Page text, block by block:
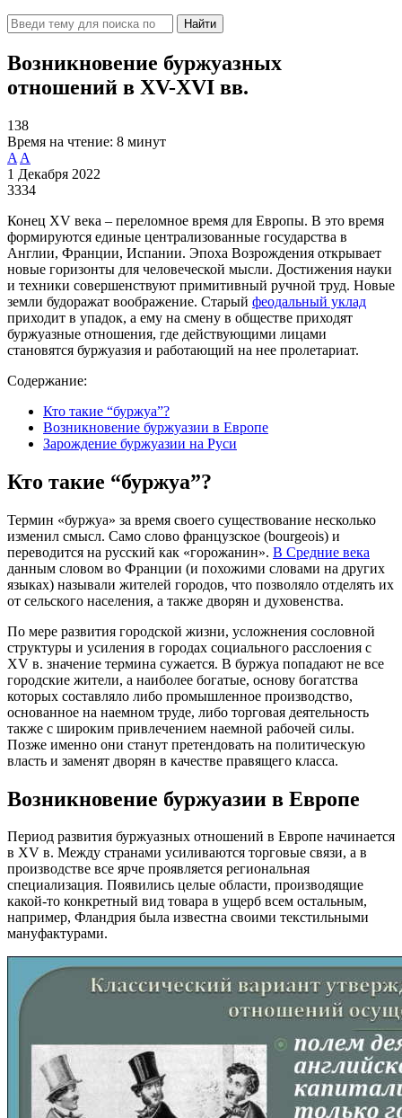
Найти
Возникновение буржуазных
отношений в XV-XVI вв.
138
Время на чтение: 8 минут
A A
1 Декабря 2022
3334
Конец XV века – переломное время для Европы. В это время
формируются единые централизованные государства в
Англии, Франции, Испании. Эпоха Возрождения открывает
новые горизонты для человеческой мысли. Достижения науки
и техники совершенствуют примитивный ручной труд. Новые
земли будоражат воображение. Старый феодальный уклад
приходит в упадок, а ему на смену в обществе приходят
буржуазные отношения, где действующими лицами
становятся буржуазия и работающий на нее пролетариат.
Содержание:
Кто такие “буржуа”?
Возникновение буржуазии в Европе
Зарождение буржуазии на Руси
Кто такие “буржуа”?
Термин «буржуа» за время своего существование несколько
изменил смысл. Само слово французское (bourgeois) и
переводится на русский как «горожанин». В Средние века
данным словом во Франции (и похожими словами на других
языках) называли жителей городов, что позволяло отделять их
от сельского населения, а также дворян и духовенства.
По мере развития городской жизни, усложнения сословной
структуры и усиления в городах социального расслоения с
XV в. значение термина сужается. В буржуа попадают не все
городские жители, а наиболее богатые, основу богатства
которых составляло либо промышленное производство,
основанное на наемном труде, либо торговая деятельность
также с широким привлечением наемной рабочей силы.
Позже именно они станут претендовать на политическую
власть и заменят дворян в качестве правящего класса.
Возникновение буржуазии в Европе
Период развития буржуазных отношений в Европе начинается
в XV в. Между странами усиливаются торговые связи, а в
производстве все ярче проявляется региональная
специализация. Появились целые области, производящие
какой-то конкретный вид товара в ущерб всем остальным,
например, Фландрия была известна своими текстильными
мануфактурами.